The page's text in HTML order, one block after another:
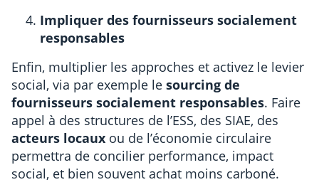
Impliquer des fournisseurs socialement
responsables
Enfin, multiplier les approches et activez le levier
social, via par exemple le sourcing de
fournisseurs socialement responsables. Faire
appel à des structures de l’ESS, des SIAE, des
acteurs locaux ou de l’économie circulaire
permettra de concilier performance, impact
social, et bien souvent achat moins carboné.